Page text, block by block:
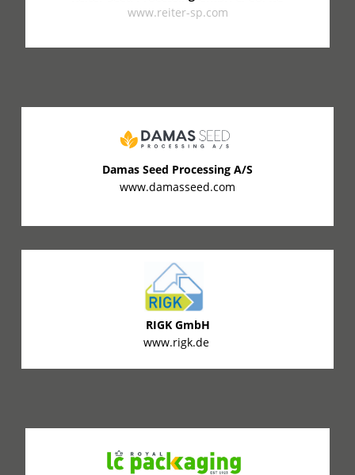
www.reiter-sp.com
Damas Seed Processing A/S
www.damasseed.com
RIGK GmbH
www.rigk.de